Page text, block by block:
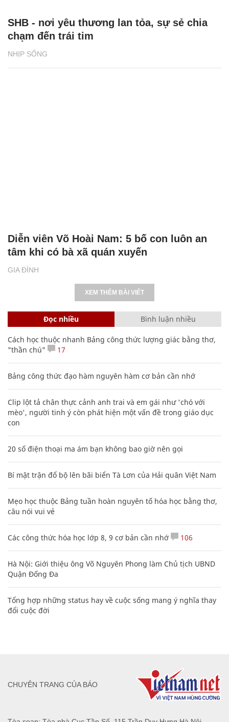
NHỊP SỐNG
SHB - nơi yêu thương lan tỏa, sự sẻ chia
chạm đến trái tim
GIA ĐÌNH
Diễn viên Võ Hoài Nam: 5 bố con luôn an
tâm khi có bà xã quán xuyến
XEM THÊM BÀI VIẾT
Đọc nhiều Bình luận nhiều
Cách học thuộc nhanh Bảng công thức lượng giác bằng thơ,
"thần chú"
17
Bảng công thức đạo hàm nguyên hàm cơ bản cần nhớ
Clip lột tả chân thực cảnh anh trai và em gái như 'chó với
mèo', người tinh ý còn phát hiện một vấn đề trong giáo dục
con
20 số điện thoại ma ám bạn không bao giờ nên gọi
Bí mật trận đổ bộ lên bãi biển Tà Lơn của Hải quân Việt Nam
Mẹo học thuộc Bảng tuần hoàn nguyên tố hóa học bằng thơ,
câu nói vui vẻ
Các công thức hóa học lớp 8, 9 cơ bản cần nhớ 106
Hà Nội: Giới thiệu ông Võ Nguyên Phong làm Chủ tịch UBND
Quận Đống Đa
Tổng hợp những status hay về cuộc sống mang ý nghĩa thay
đổi cuộc đời
CHUYÊN TRANG CỦA BÁO